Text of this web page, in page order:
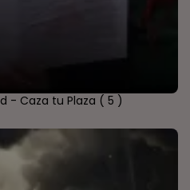
- Caza tu Plaza ( 5 )